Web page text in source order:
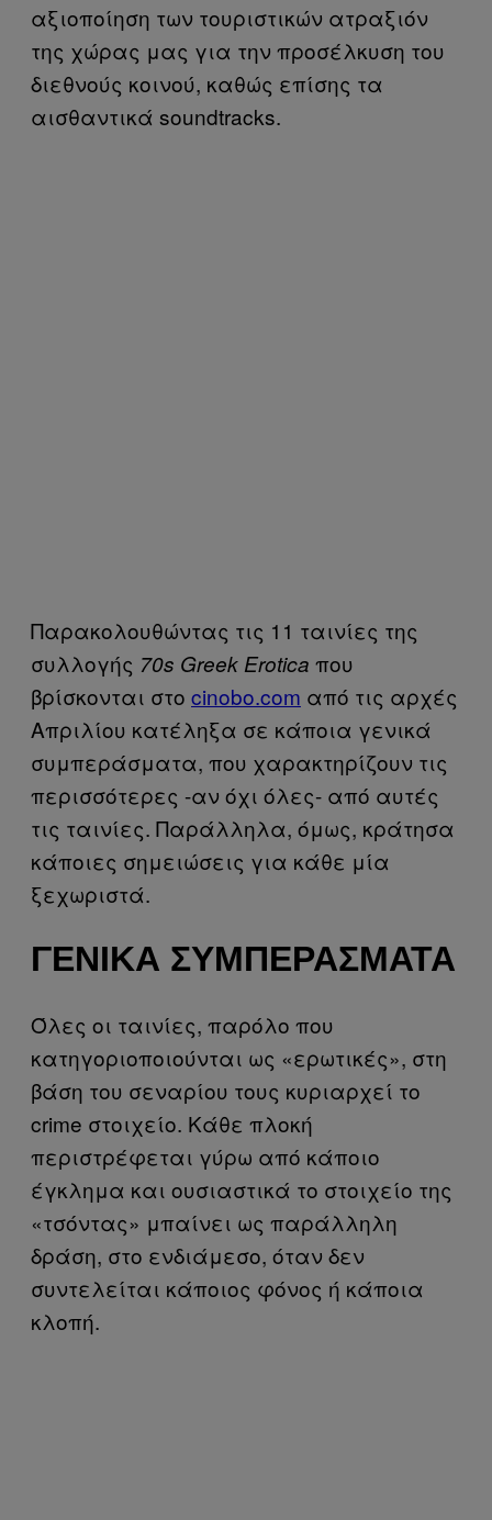
αξιοποίηση των τουριστικών ατραξιόν
της χώρας μας για την προσέλκυση του
διεθνούς κοινού, καθώς επίσης τα
αισθαντικά soundtracks.
Παρακολουθώντας τις 11 ταινίες της
συλλογής 70s Greek Erotica που
βρίσκονται στο cinobo.com από τις αρχές
Απριλίου κατέληξα σε κάποια γενικά
συμπεράσματα, που χαρακτηρίζουν τις
περισσότερες -αν όχι όλες- από αυτές
τις ταινίες. Παράλληλα, όμως, κράτησα
κάποιες σημειώσεις για κάθε μία
ξεχωριστά.
ΓΕΝΙΚΆ ΣΥΜΠΕΡΆΣΜΑΤΑ
Όλες οι ταινίες, παρόλο που
κατηγοριοποιούνται ως «ερωτικές», στη
βάση του σεναρίου τους κυριαρχεί το
crime στοιχείο. Κάθε πλοκή
περιστρέφεται γύρω από κάποιο
έγκλημα και ουσιαστικά το στοιχείο της
«τσόντας» μπαίνει ως παράλληλη
δράση, στο ενδιάμεσο, όταν δεν
συντελείται κάποιος φόνος ή κάποια
κλοπή.